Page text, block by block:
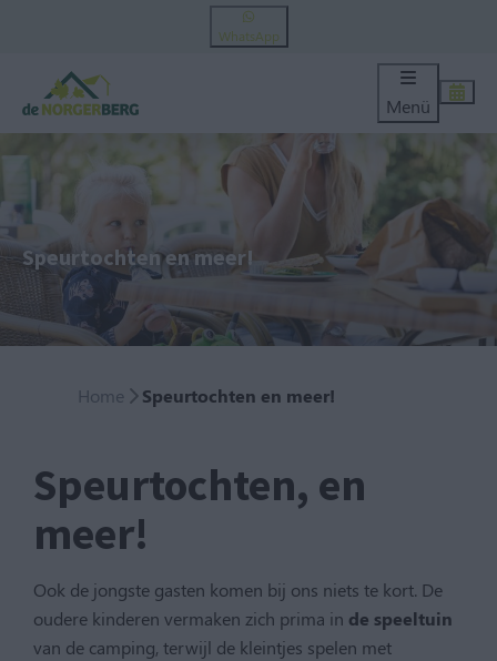
WhatsApp
Menü
Speurtochten en meer!
Home Speurtochten en meer!
Speurtochten, en
meer!
Ook de jongste gasten komen bij ons niets te kort. De
oudere kinderen vermaken zich prima in de speeltuin
van de camping, terwijl de kleintjes spelen met